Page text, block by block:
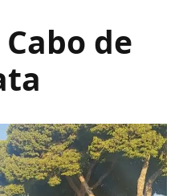
de